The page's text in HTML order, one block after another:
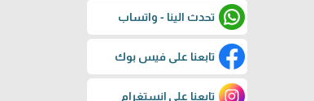
تحدث الينا - واتساب
تابعنا على فيس بوك
تابعنا على إنستغرام